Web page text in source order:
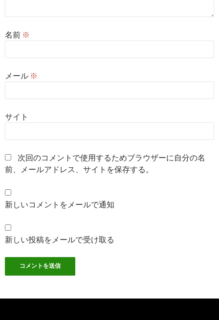
名前 ※
メール ※
サイト
次回のコメントで使用するためブラウザーに自分の名
前、メールアドレス、サイトを保存する。
新しいコメントをメールで通知
新しい投稿をメールで受け取る